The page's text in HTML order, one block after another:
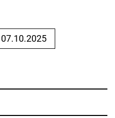
07.10.2025